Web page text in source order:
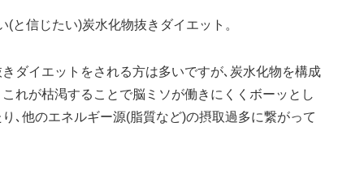
と信じたい)炭水化物抜きダイエット。
ダイエットをされる方は多いですが､炭水化物を構成
れが枯渇することで脳ミソが働きにくくボーッとし
､他のエネルギー源(脂質など)の摂取過多に繋がって